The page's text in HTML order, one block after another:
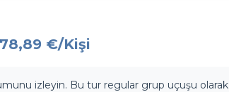
€/Kişi
izleyin. Bu tur regular grup uçuşu olarak